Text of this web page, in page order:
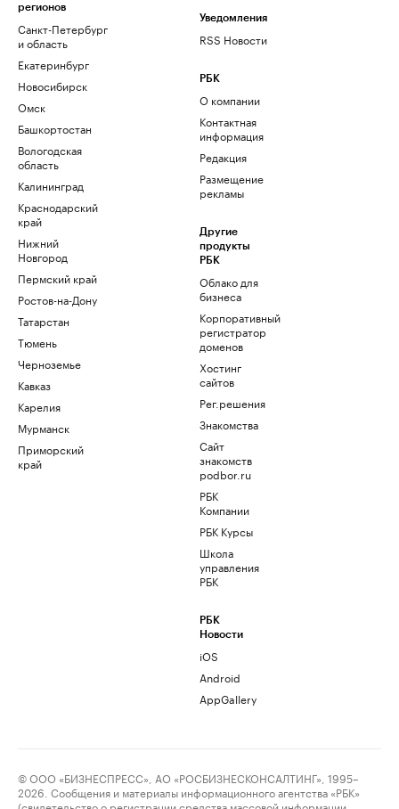
регионов
Санкт-Петербург
и область
Екатеринбург
Новосибирск
Омск
Башкортостан
Вологодская
область
Калининград
Краснодарский
край
Нижний
Новгород
Пермский край
Ростов-на-Дону
Татарстан
Тюмень
Черноземье
Кавказ
Карелия
Мурманск
Приморский
край
Уведомления
RSS Новости
РБК
О компании
Контактная
информация
Редакция
Размещение
рекламы
Другие
продукты
РБК
Облако для
бизнеса
Корпоративный
регистратор
доменов
Хостинг
сайтов
Рег.решения
Знакомства
Сайт
знакомств
podbor.ru
РБК
Компании
РБК Курсы
Школа
управления
РБК
РБК
Новости
iOS
Android
AppGallery
© ООО «БИЗНЕСПРЕСС», АО «РОСБИЗНЕСКОНСАЛТИНГ», 1995–
2026. Сообщения и материалы информационного агентства «РБК»